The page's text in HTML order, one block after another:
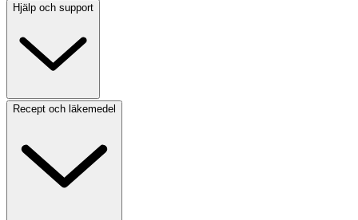
Hjälp och support
Recept och läkemedel